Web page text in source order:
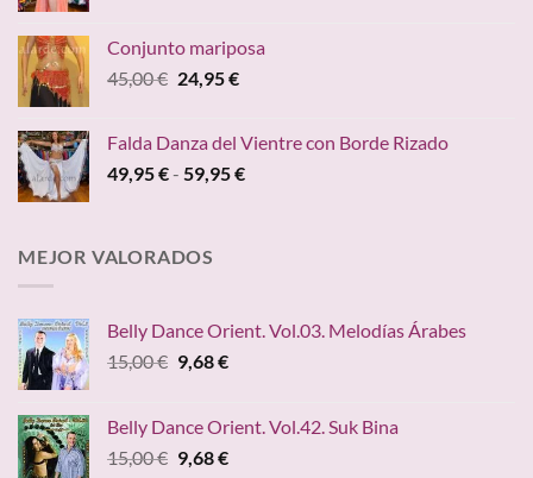
desde
149,00 €
Conjunto mariposa
45,00€ El
era:
45,00 €.
24,95€El
es:
24,95 €.
Falda Danza del Vientre con Borde Rizado
49,95€- 59,95€Rango
59,95 €
MEJOR VALORADOS
Belly Dance Orient. Vol.03. Melodías Árabes
15,00€ El
era:
15,00 €.
9,68€El
es:
9,68 €.
Belly Dance Orient. Vol.42. Suk Bina
15,00€ El
9,68€El